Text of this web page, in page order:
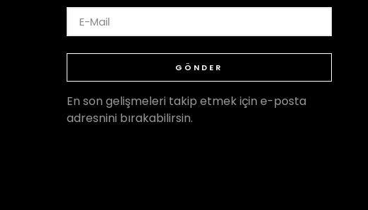
GÖNDER
En son gelişmeleri takip etmek için e-posta
adresnini bırakabilirsin.